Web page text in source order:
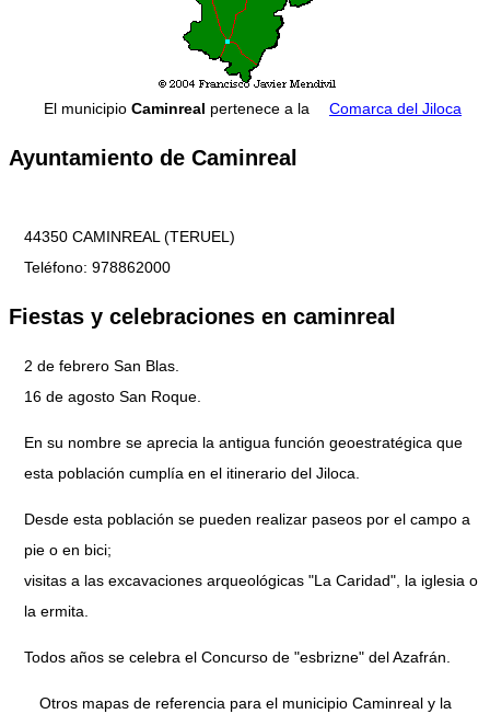
El municipio Caminreal pertenece a la Comarca del Jiloca
Ayuntamiento de Caminreal
44350 CAMINREAL (TERUEL)
Teléfono: 978862000
Fiestas y celebraciones en caminreal
2 de febrero San Blas.
16 de agosto San Roque.
En su nombre se aprecia la antigua función geoestratégica que
esta población cumplía en el itinerario del Jiloca.
Desde esta población se pueden realizar paseos por el campo a
pie o en bici;
visitas a las excavaciones arqueológicas "La Caridad", la iglesia o
la ermita.
Todos años se celebra el Concurso de "esbrizne" del Azafrán.
Otros mapas de referencia para el municipio Caminreal y la